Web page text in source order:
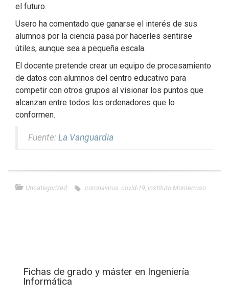
el futuro.
Usero ha comentado que ganarse el interés de sus
alumnos por la ciencia pasa por hacerles sentirse
útiles, aunque sea a pequeña escala.
El docente pretende crear un equipo de procesamiento
de datos con alumnos del centro educativo para
competir con otros grupos al visionar los puntos que
alcanzan entre todos los ordenadores que lo
conformen.
Fuente: La Vanguardia
Uncategorized coronavirus covid-19 instituto Monterroso
Fichas de grado y máster en Ingeniería
Informática